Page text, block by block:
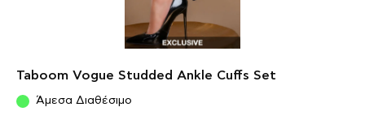
Taboom Vogue Studded Ankle Cuffs Set
Άμεσα Διαθέσιμο